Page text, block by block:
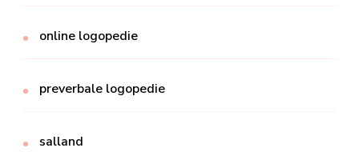
online logopedie
preverbale logopedie
salland